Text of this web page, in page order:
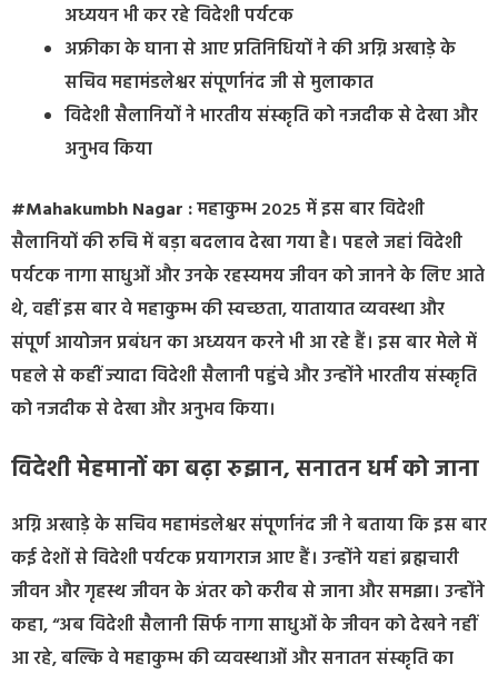
अध्ययन भी कर रहे विदेशी पर्यटक
अफ्रीका के घाना से आए प्रतिनिधियों ने की अग्नि अखाड़े के
सचिव महामंडलेश्वर संपूर्णानंद जी से मुलाकात
विदेशी सैलानियों ने भारतीय संस्कृति को नजदीक से देखा और
अनुभव किया
#Mahakumbh Nagar :महाकुम्भ 2025 में इस बार विदेशी
सैलानियों की रुचि में बड़ा बदलाव देखा गया है। पहले जहां विदेशी
पर्यटक नागा साधुओं और उनके रहस्यमय जीवन को जानने के लिए आते
थे, वहीं इस बार वे महाकुम्भ की स्वच्छता, यातायात व्यवस्था और
संपूर्ण आयोजन प्रबंधन का अध्ययन करने भी आ रहे हैं। इस बार मेले में
पहले से कहीं ज्यादा विदेशी सैलानी पहुंचे और उन्होंने भारतीय संस्कृति
को नजदीक से देखा और अनुभव किया।
विदेशी मेहमानों का बढ़ा रुझान, सनातन धर्म को जाना
अग्नि अखाड़े के सचिव महामंडलेश्वर संपूर्णानंद जी ने बताया कि इस बार
कई देशों से विदेशी पर्यटक प्रयागराज आए हैं। उन्होंने यहां ब्रह्मचारी
जीवन और गृहस्थ जीवन के अंतर को करीब से जाना और समझा। उन्होंने
कहा, “अब विदेशी सैलानी सिर्फ नागा साधुओं के जीवन को देखने नहीं
आ रहे, बल्कि वे महाकुम्भ की व्यवस्थाओं और सनातन संस्कृति का